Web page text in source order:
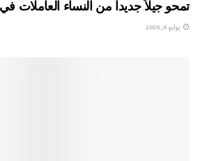
تمحو جيلاً جديداً من النساء العاملات
يوليو 6, 2026